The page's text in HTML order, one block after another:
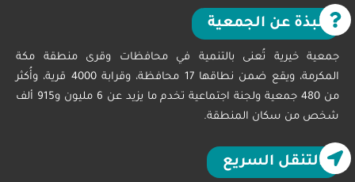
نبذة عن الجمعية
جمعية خيرية تُعنى بالتنمية في محافظات وقرى منطقة مكة
المكرمة، ويقع ضمن نطاقها 17 محافظة، وقرابة 4000 قرية، وأُكثر
من 480 جمعية ولجنة اجتماعية تخدم ما يزيد عن 6 مليون و915 ألف
شخص من سكان المنطقة.
التنقل السريع